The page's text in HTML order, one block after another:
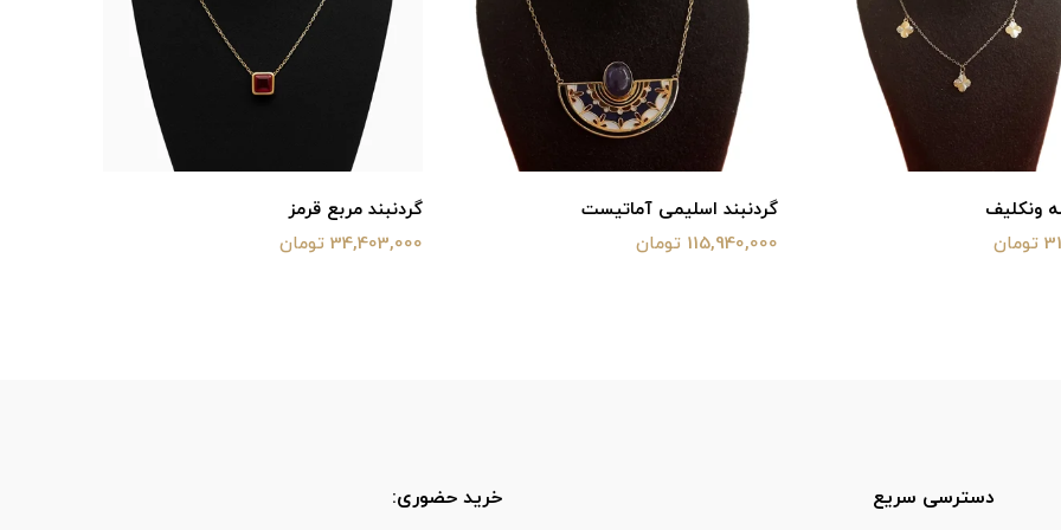
ونکلیف
گردنبند اسلیمی آماتیست
115,940,000 تومان
گردنبند مربع قرمز
34,403,000 تومان
دسترسی سریع خرید حضوری: